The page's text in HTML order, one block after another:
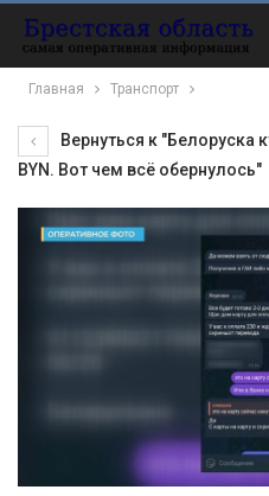
Главная Транспорт
Вернуться к "Белоруска
BYN. Вот чем всё обернулось"